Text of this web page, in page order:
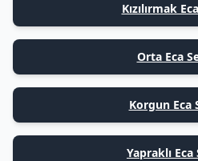
Kızılırmak
Orta Eca
Korgun Eca
Yapraklı